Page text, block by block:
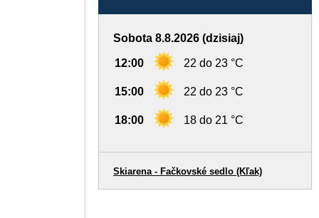
Sobota 8.8.2026 (dzisiaj)
12:00 22 do 23 °C
15:00 22 do 23 °C
18:00 18 do 21 °C
Skiarena - Fačkovské sedlo (Kľak)